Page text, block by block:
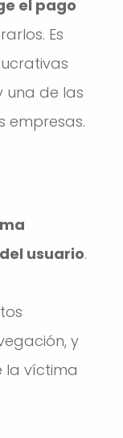
el pago
Es
una de las
empresas.
usuario.
y
la víctima